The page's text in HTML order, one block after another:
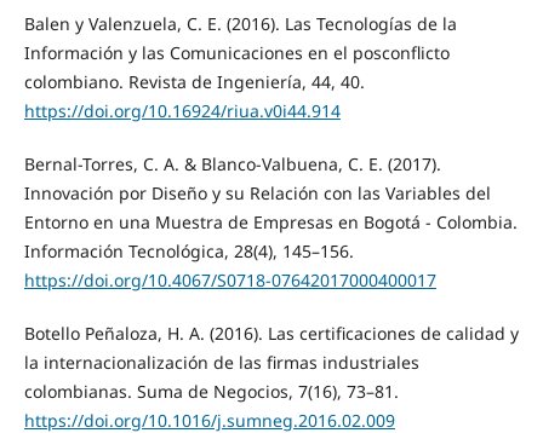
Balen y Valenzuela, C. E. (2016). Las Tecnologías de la
Información y las Comunicaciones en el posconflicto
colombiano. Revista de Ingeniería, 44, 40.
https://doi.org/10.16924/riua.v0i44.914
Bernal-Torres, C. A. & Blanco-Valbuena, C. E. (2017).
Innovación por Diseño y su Relación con las Variables del
Entorno en una Muestra de Empresas en Bogotá - Colombia.
Información Tecnológica, 28(4), 145–156.
https://doi.org/10.4067/S0718-07642017000400017
Botello Peñaloza, H. A. (2016). Las certificaciones de calidad y
la internacionalización de las firmas industriales
colombianas. Suma de Negocios, 7(16), 73–81.
https://doi.org/10.1016/j.sumneg.2016.02.009